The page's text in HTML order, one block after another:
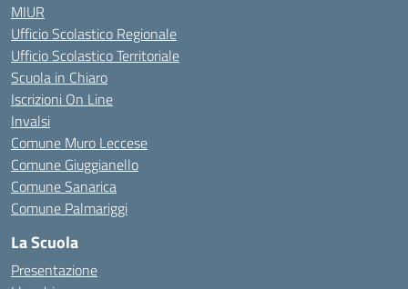
MIUR
Ufficio Scolastico Regionale
Ufficio Scolastico Territoriale
Scuola in Chiaro
Iscrizioni On Line
Invalsi
Comune Muro Leccese
Comune Giuggianello
Comune Sanarica
Comune Palmariggi
La Scuola
Presentazione